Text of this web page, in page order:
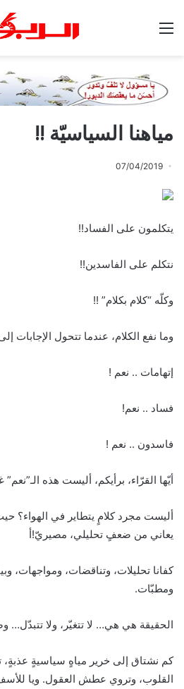
مياهنا السياسيّة !!
07/04/2019
يتكلمون على الفساد!!
نتكلم على الفاسدين!!
وكلّه “كلام بكلام” !!
وما نفع الكلام، عندما تتحول الإجابات
إتهامات .. نعم !
فساد .. نعم!
فاسدون .. نعم !
أيّها القرّاء، برأيكم، أليست هذه
أليست مجرد كلامٍ يتطاير في الهواء؟
يعاني من ضعفٍ تحليلي، مصيريّ!أ
كفانا تحليلات، وتناقضات، ومواجهات،
ومطبّات.
الحقيقة هي هي… لا تتغيّر، ولا تتبدّل…
كم نشتاق إلى خرير مياهٍ سياسيةٍ
القلوب، وتروي عطش العقول. ويا